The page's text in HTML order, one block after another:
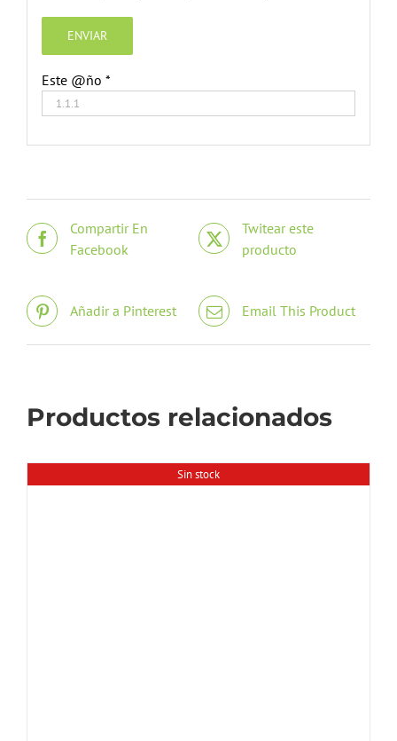
Este @ño *
Compartir En
Facebook
Twitear este
producto
Añadir a Pinterest Email This Product
Productos relacionados
Sin stock